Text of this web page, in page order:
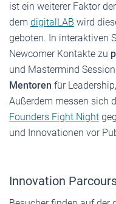
ist ein weiterer Faktor
dem digitalLAB wird
geboten. In interaktiven
Newcomer Kontakte zu
und Mastermind
Mentoren für
Außerdem messen sich
Founders Fight Night
und Innovationen vor
Innovation